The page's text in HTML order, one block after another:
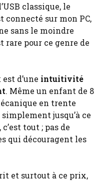
classique, le
connecté sur mon PC,
sans le moindre
rare pour ce genre de
d’une intuitivité
. Même un enfant de 8
en trente
jusqu’à ce
tout ; pas de
qui découragent les
et surtout à ce prix,